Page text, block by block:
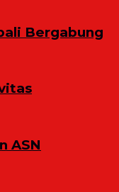
Bergabung
ASN